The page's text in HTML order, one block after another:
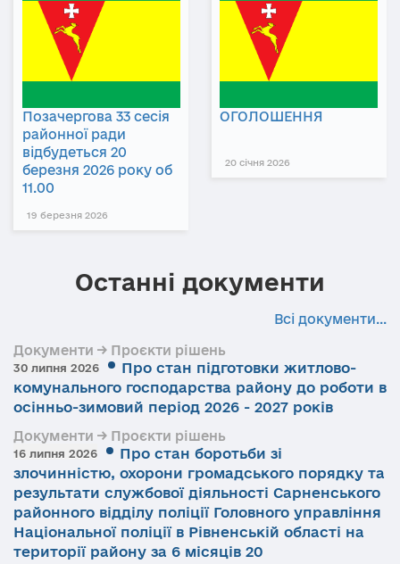
Позачергова 33 сесія
районної ради
відбудеться 20
березня 2026 року об
11.00
19 березня 2026
ОГОЛОШЕННЯ
20 січня 2026
Останні документи
Всі документи...
Документи → Проєкти рішень
30 липня 2026
Про стан підготовки житлово-
комунального господарства району до роботи в
осінньо-зимовий період 2026 - 2027 років
Документи → Проєкти рішень
16 липня 2026
Про стан боротьби зі
злочинністю, охорони громадського порядку та
результати службової діяльності Сарненського
районного відділу поліції Головного управління
Національної поліції в Рівненській області на
території району за 6 місяців 20